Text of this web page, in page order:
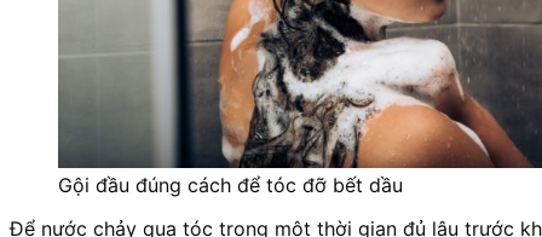
Gội đầu đúng cách để tóc đỡ bết dầu
Để nước chảy qua tóc trong một thời gian đủ lâu trước